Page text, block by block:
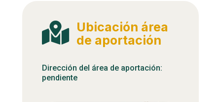
 Ubicación área
de aportación
Dirección del área de aportación:
pendiente